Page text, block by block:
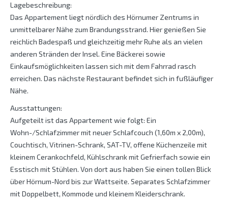
Lagebeschreibung:
Das Appartement liegt nördlich des Hörnumer Zentrums in
unmittelbarer Nähe zum Brandungsstrand. Hier genießen Sie
reichlich Badespaß und gleichzeitig mehr Ruhe als an vielen
anderen Stränden der Insel. Eine Bäckerei sowie
Einkaufsmöglichkeiten lassen sich mit dem Fahrrad rasch
erreichen. Das nächste Restaurant befindet sich in fußläufiger
Nähe.
Ausstattungen:
Aufgeteilt ist das Appartement wie folgt: Ein
Wohn-/Schlafzimmer mit neuer Schlafcouch (1,60m x 2,00m),
Couchtisch, Vitrinen-Schrank, SAT-TV, offene Küchenzeile mit
kleinem Cerankochfeld, Kühlschrank mit Gefrierfach sowie ein
Esstisch mit Stühlen. Von dort aus haben Sie einen tollen Blick
über Hörnum-Nord bis zur Wattseite. Separates Schlafzimmer
mit Doppelbett, Kommode und kleinem Kleiderschrank.